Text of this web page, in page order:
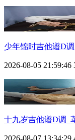
少年锦时吉他谱D
2026-08-05 21:59:46
十九岁吉他谱D调_
2026-08-07 13:34:29